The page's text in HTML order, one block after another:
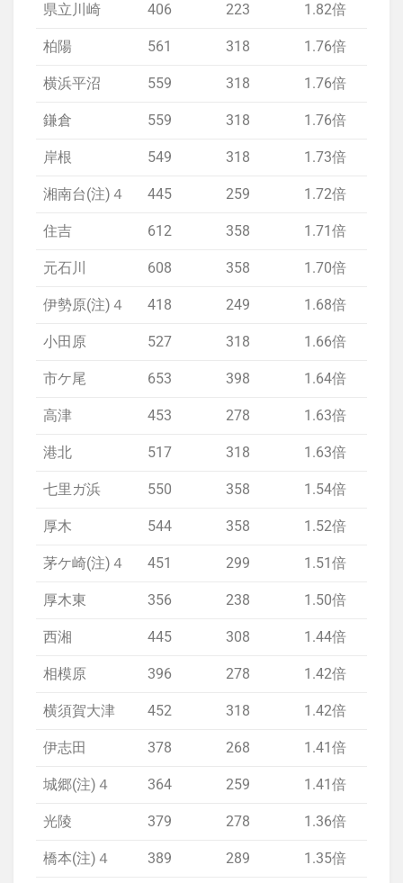
県立川崎 406 223 1.82倍
柏陽 561 318 1.76倍
横浜平沼 559 318 1.76倍
鎌倉 559 318 1.76倍
岸根 549 318 1.73倍
湘南台(注)４ 445 259 1.72倍
住吉 612 358 1.71倍
元石川 608 358 1.70倍
伊勢原(注)４ 418 249 1.68倍
小田原 527 318 1.66倍
市ケ尾 653 398 1.64倍
高津 453 278 1.63倍
港北 517 318 1.63倍
七里ガ浜 550 358 1.54倍
厚木 544 358 1.52倍
茅ケ崎(注)４ 451 299 1.51倍
厚木東 356 238 1.50倍
西湘 445 308 1.44倍
相模原 396 278 1.42倍
横須賀大津 452 318 1.42倍
伊志田 378 268 1.41倍
城郷(注)４ 364 259 1.41倍
光陵 379 278 1.36倍
橋本(注)４ 389 289 1.35倍